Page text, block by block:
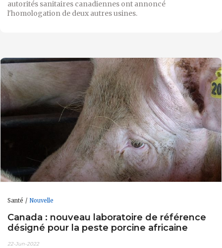
autorités sanitaires canadiennes ont annoncé
l'homologation de deux autres usines.
Santé Nouvelle
Canada : nouveau laboratoire de référence
désigné pour la peste porcine africaine
22-Jun-2022